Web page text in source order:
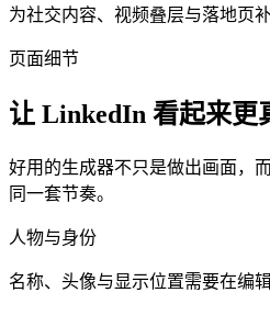
为社交内容、视频叠层与落地页
页面细节
让 LinkedIn 看起来更
好用的生成器不只是做出画面，
同一套节奏。
人物与身份
名称、头像与显示位置需要在编